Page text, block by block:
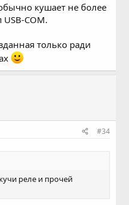
кушает не более
COM.
только ради
#34
реле и прочей